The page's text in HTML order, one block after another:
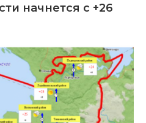
начнется с +26